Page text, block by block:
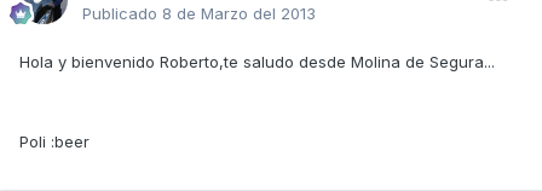
Publicado 8 de Marzo del 2013
Hola y bienvenido Roberto,te saludo desde Molina de Segura...
Poli :beer